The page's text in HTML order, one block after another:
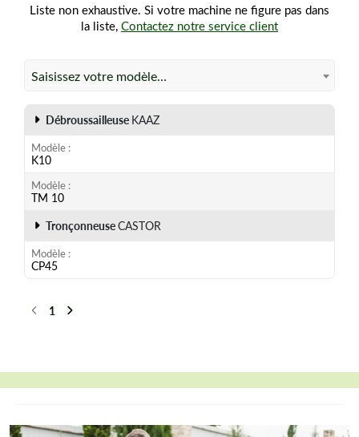
Liste non exhaustive. Si votre machine ne figure pas dans
la liste, Contactez notre service client
Saisissez votre modèle…
Débroussailleuse KAAZ
Modèle
K10
Modèle
TM 10
TronçonneuseCASTOR
Modèle
CP45
Précédent
1 Suivant